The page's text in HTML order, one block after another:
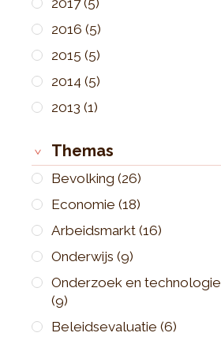
2017 (5)
2016 (5)
2015 (5)
2014 (5)
2013 (1)
Themas
Bevolking (26)
Economie (18)
Arbeidsmarkt (16)
Onderwijs (9)
Onderzoek en technologie
(9)
Beleidsevaluatie (6)